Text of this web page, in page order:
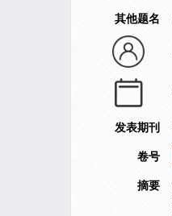
其他题名
发表期刊
卷号
摘要